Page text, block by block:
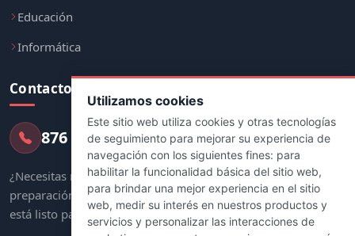
Utilizamos cookies
Este sitio web utiliza cookies y otras tecnologías
de seguimiento para mejorar su experiencia de
navegación con los siguientes fines: para
habilitar la funcionalidad básica del sitio web,
para brindar una mejor experiencia en el sitio
web, medir su interés en nuestros productos y
servicios y personalizar las interacciones de
Educación
Informática
Contacto
876 247 237
¿Necesitas más información sobre tu
preparación? Nuestro equipo de asesores
está listo para ayudarte.